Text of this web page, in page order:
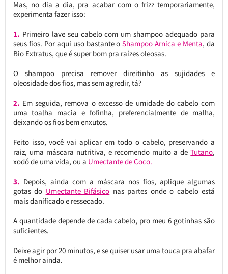
Mas, no dia a dia, pra acabar com o frizz temporariamente,
experimenta fazer isso:
1. Primeiro lave seu cabelo com um shampoo adequado para
seus fios. Por aqui uso bastante oShampoo Arnica e Menta, da
Bio Extratus, que é super bom pra raízes oleosas.
O shampoo precisa remover direitinho as sujidades e
oleosidade dos fios, mas sem agredir, tá?
2. Em seguida, remova o excesso de umidade do cabelo com
uma toalha macia e fofinha, preferencialmente de malha,
deixando os fios bem enxutos.
Feito isso, você vai aplicar em todo o cabelo, preservando a
raiz, uma máscara nutritiva, e recomendo muito a deTutano,
xodó de uma vida, ou a Umectante de Coco.
3. Depois, ainda com a máscara nos fios, aplique algumas
gotas do Umectante Bifásico nas partes onde o cabelo está
mais danificado e ressecado.
A quantidade depende de cada cabelo, pro meu 6 gotinhas são
suficientes.
Deixe agir por 20 minutos, e se quiser usar uma touca pra abafar
é melhor ainda.